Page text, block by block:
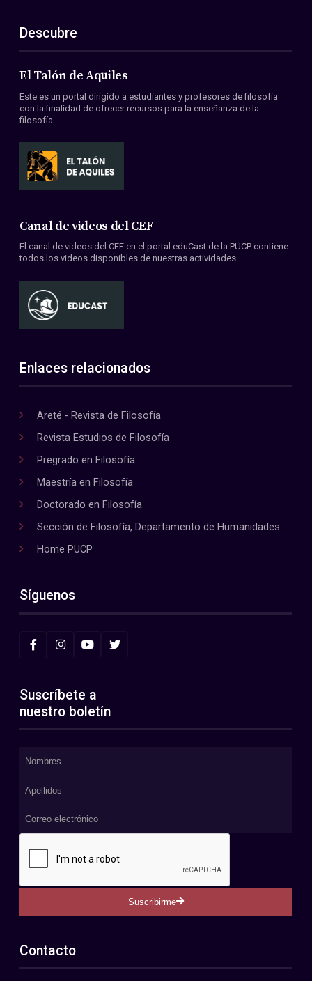
Descubre
El Talón de Aquiles
Este es un portal dirigido a estudiantes y profesores de filosofía
con la finalidad de ofrecer recursos para la enseñanza de la
filosofía.
Canal de videos del CEF
El canal de videos del CEF en el portal eduCast de la PUCP contiene
todos los videos disponibles de nuestras actividades.
Enlaces relacionados
Areté - Revista de Filosofía
Revista Estudios de Filosofía
Pregrado en Filosofía
Maestría en Filosofía
Doctorado en Filosofía
Sección de Filosofía, Departamento de Humanidades
Home PUCP
Síguenos
Suscríbete a
nuestro boletín
Suscribirme
Contacto